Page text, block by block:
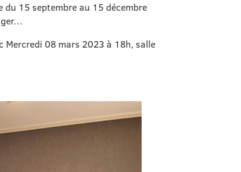
15 septembre au 15 décembre
Mercredi 08 mars 2023 à 18h, salle